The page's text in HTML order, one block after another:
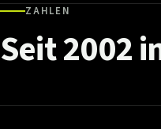
ZAHLEN
Seit2002